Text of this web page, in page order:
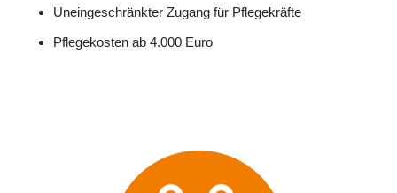
Uneingeschränkter Zugang für Pflegekräfte
Pflegekosten ab 4.000 Euro